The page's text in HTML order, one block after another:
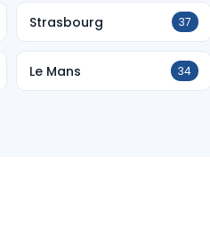
Strasbourg 37
Le Mans 34